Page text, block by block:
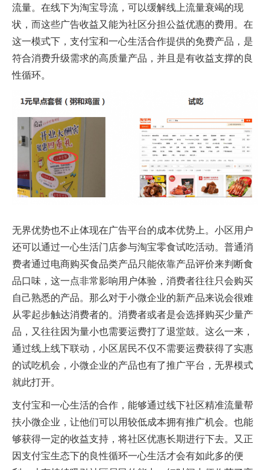
流量。在线下为淘宝导流，可以缓解线上流量衰竭的现
状，而这些广告收益又能为社区分担公益优惠的费用。在
这一模式下，支付宝和一心生活合作提供的免费产品，是
符合消费升级需求的高质量产品，并且是有收益支撑的良
性循环。
无界优势也不止体现在广告平台的成本优势上。小区用户
还可以通过一心生活门店参与淘宝零食试吃活动。普通消
费者通过电商购买食品类产品只能依靠产品评价来判断食
品口味，这一点非常影响用户体验，消费者往往只会购买
自己熟悉的产品。那么对于小微企业的新产品来说会很难
从零起步触达消费者的。消费者或者是会选择购买少量产
品，又往往因为量小也需要运费打了退堂鼓。这么一来，
通过线上线下联动，小区居民不仅不需要运费获得了实惠
的试吃机会，小微企业的产品也有了推广平台，无界模式
就此打开。
支付宝和一心生活的合作，能够通过线下社区精准流量帮
扶小微企业，让他们可以用较低成本拥有推广机会。也能
够获得一定的收益支持，将社区优惠长期进行下去。又正
因支付宝生态下的良性循环一心生活才会有如此多的便